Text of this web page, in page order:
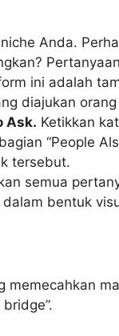
Anda.
ini adalah
diajukan
Ask. Ketikkan
“People
tersebut.
semua
bentuk